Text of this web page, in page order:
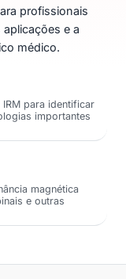
profissionais
e a
médico.
para identificar
importantes
magnética
e outras